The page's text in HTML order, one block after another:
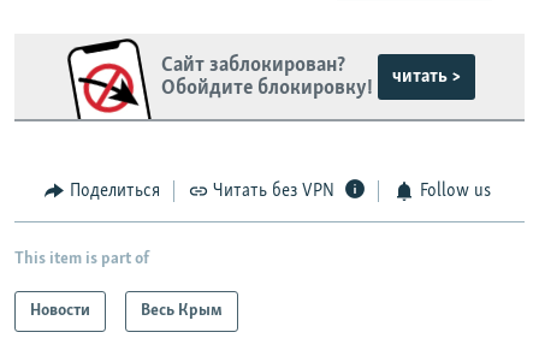
Сайт заблокирован?
Обойдите блокировку!
читать >
Поделиться Читать без VPN Follow us
This item is part of
Новости Весь Крым